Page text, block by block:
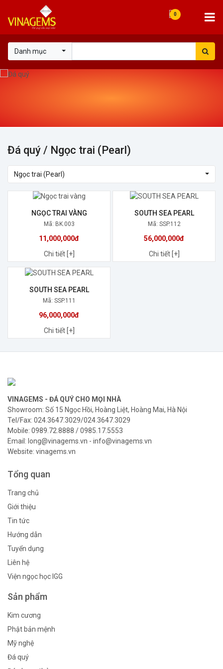
Danh mục
0
Đá quý / Ngọc trai (Pearl)
Ngọc trai (Pearl)
NGỌC TRAI VÀNG
Mã: BK.003
11,000,000đ
Chi tiết [+]
SOUTH SEA PEARL
Mã: SSP.112
56,000,000đ
Chi tiết [+]
SOUTH SEA PEARL
Mã: SSP.111
96,000,000đ
Chi tiết [+]
VINAGEMS - ĐÁ QUÝ CHO MỌI NHÀ
Showroom: Số 15 Ngọc Hồi, Hoàng Liệt, Hoàng Mai, Hà Nội
Tel/Fax: 024.3647.3029/024.3647.3029
Mobile: 0989.72.8888 / 0985.17.5553
Email: long@vinagems.vn - info@vinagems.vn
Website: vinagems.vn
Tổng quan
Trang chủ
Giới thiệu
Tin tức
Hướng dẫn
Tuyển dụng
Liên hệ
Viện ngọc học IGG
Sản phẩm
Kim cương
Phật bản mệnh
Mỹ nghệ
Đá quý